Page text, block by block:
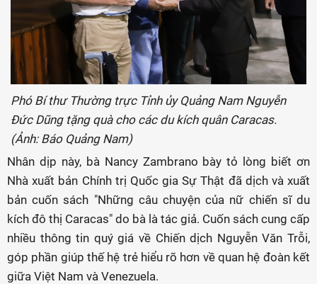
Phó Bí thư Thường trực Tỉnh ủy Quảng Nam Nguyễn
Đức Dũng tặng quà cho các du kích quân Caracas.
(Ảnh: Báo Quảng Nam)
Nhân dịp này, bà Nancy Zambrano bày tỏ lòng biết ơn
Nhà xuất bản Chính trị Quốc gia Sự Thật đã dịch và xuất
bản cuốn sách "Những câu chuyện của nữ chiến sĩ du
kích đô thị Caracas" do bà là tác giả. Cuốn sách cung cấp
nhiều thông tin quý giá về Chiến dịch Nguyễn Văn Trỗi,
góp phần giúp thế hệ trẻ hiểu rõ hơn về quan hệ đoàn kết
giữa Việt Nam và Venezuela.